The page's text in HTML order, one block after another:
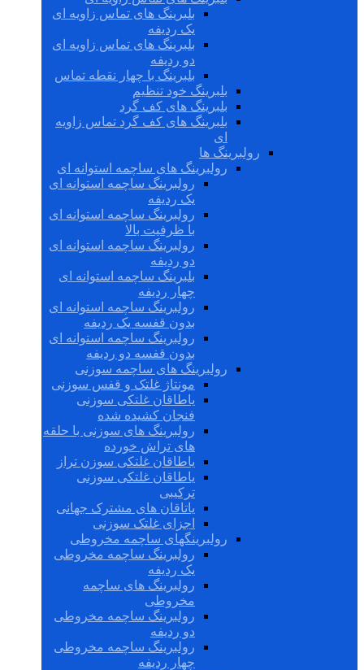
بلبرینگ های تماس زاویه ای
یک ردیفه
بلبرینگ های تماس زاویه ای
دو ردیفه
بلبرینگ با چهار نقطه تماس
بلبرینگ خود تنظیم
بلبرینگ های کف گرد
بلبرینگ های کف گرد تماس زاویه
ای
رولبرینگ ها
رولبرینگ های ساچمه استوانه ای
رولبرینگ ساچمه استوانه ای
یک ردیفه
رولبرینگ ساچمه استوانه ای
با ظرفیت بالا
رولبرینگ ساچمه استوانه ای
دو ردیفه
بلبرینگ ساچمه استوانه ای
چهار ردیفه
رولبرینگ ساچمه استوانه ای
بدون قفسه یک ردیفه
رولبرینگ ساچمه استوانه ای
بدون قفسه دو ردیفه
رولبرینگ های ساچمه سوزنی
مونتاژ غلتک و قفس سوزنی
یاطاقان غلتکی سوزنی
فنجان کشیده شده
رولبرینگ های سوزنی با حلقه
های تراش خورده
یاطاقان غلتکی سوزن تراز
یاطاقان غلتکی سوزنی
ترکیبی
یاتاقان های مشترک جهانی
اجزای غلتک سوزنی
رولبرینگهای ساچمه مخروطی
رولبرینگ ساچمه مخروطی
یک ردیفه
رولبرینگ های ساچمه
مخروطی
رولبرینگ ساچمه مخروطی
دو ردیفه
رولبرینگ ساچمه مخروطی
چهار ردیفه